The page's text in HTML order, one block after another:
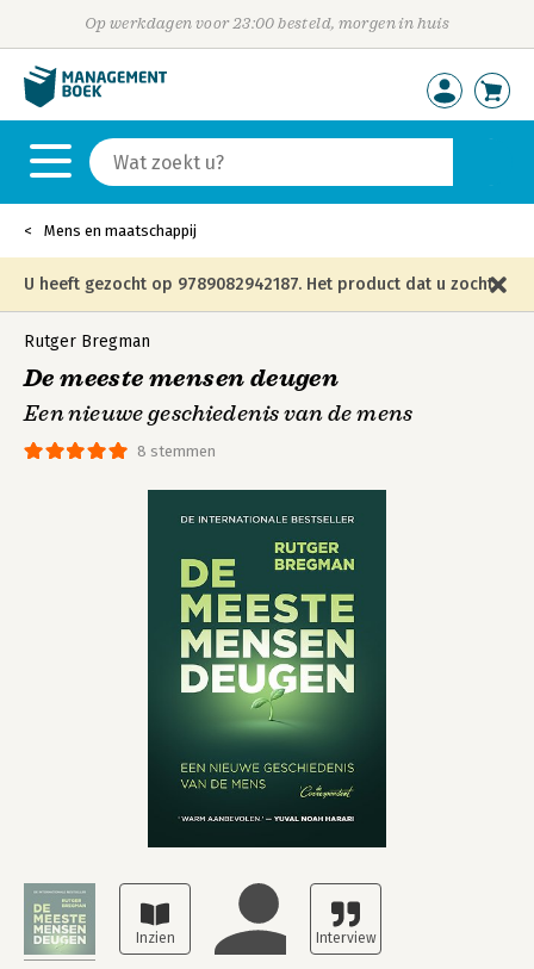
Op werkdagen voor 23:00 besteld, morgen in huis
Mens en maatschappij
U heeft gezocht op 9789082942187. Het product dat u zocht
is niet meer in die editie leverbaar en is vervangen door de
onderstaande editie.
8 stemmen
Rutger Bregman
De meeste mensen deugen
Een nieuwe geschiedenis van de mens